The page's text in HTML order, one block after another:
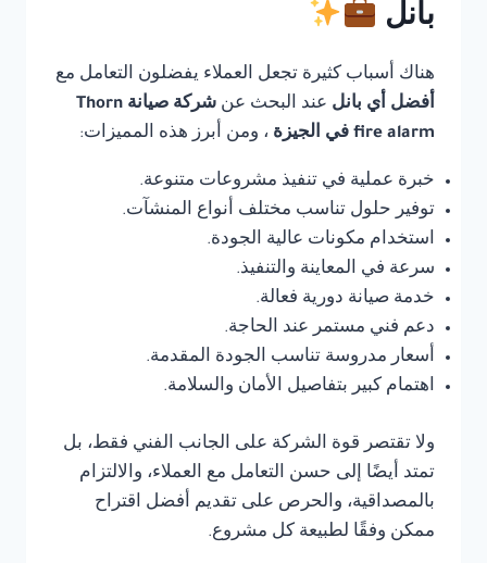
بانل
هناك أسباب كثيرة تجعل العملاء يفضلون التعامل مع
أفضل أي بانل عند البحث عن
شركة صيانة Thorn
fire alarm في الجيزة
، ومن أبرز هذه المميزات:
خبرة عملية في تنفيذ مشروعات متنوعة.
توفير حلول تناسب مختلف أنواع المنشآت.
استخدام مكونات عالية الجودة.
سرعة في المعاينة والتنفيذ.
خدمة صيانة دورية فعالة.
دعم فني مستمر عند الحاجة.
أسعار مدروسة تناسب الجودة المقدمة.
اهتمام كبير بتفاصيل الأمان والسلامة.
ولا تقتصر قوة الشركة على الجانب الفني فقط، بل
تمتد أيضًا إلى حسن التعامل مع العملاء، والالتزام
بالمصداقية، والحرص على تقديم أفضل اقتراح
ممكن وفقًا لطبيعة كل مشروع.